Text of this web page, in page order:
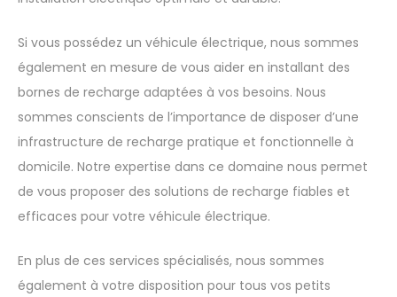
Si vous possédez un véhicule électrique, nous sommes
également en mesure de vous aider en installant des
bornes de recharge adaptées à vos besoins. Nous
sommes conscients de l’importance de disposer d’une
infrastructure de recharge pratique et fonctionnelle à
domicile. Notre expertise dans ce domaine nous permet
de vous proposer des solutions de recharge fiables et
En plus de ces services spécialisés, nous sommes